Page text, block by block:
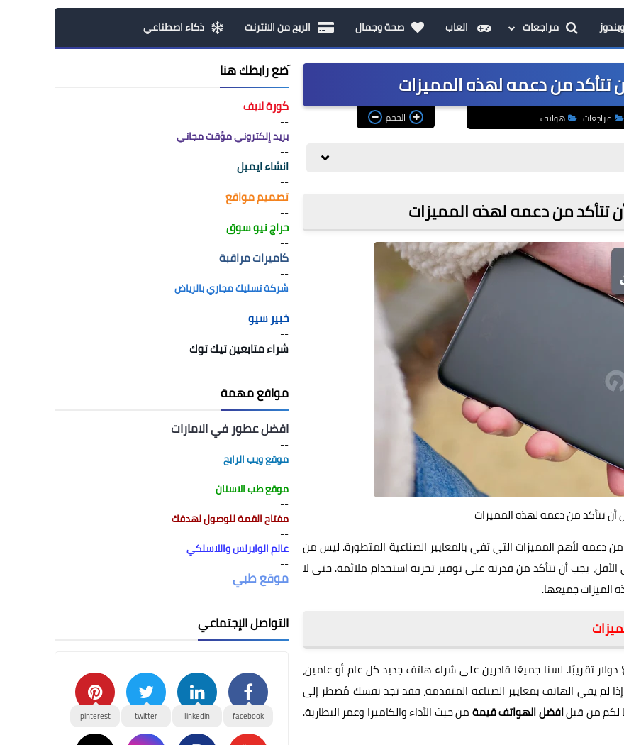
ويندوز مراجعات العاب صحة وجمال الربح من الانترنت ذكاء اصطناعي
تتأكد من دعمه لهذه المميزات
مراجعات هواتف الحجم
تتأكد من دعمه لهذه المميزات
تتأكد من دعمه لهذه المميزات
جديد في عام 2024، فيجب أن تتأكد من دعمه لأهم المميزات التي تفي بالمعايير الصناعية المتطورة. ليس من
التالي، ولكن على الأقل، يجب أن تتأكد من قدرته على توفير تجربة استخدام ملائمة. حتى لا
الميزات جميعها.
كل جيل، ترتفع تكلفة الهواتف الذكية بفارق 100$ أو 200$ دولار تقريبًا. لسنا جميعًا قادرين على شراء هاتف جديد كل عام أو عامين،
لم يفي الهاتف بمعايير الصناعة المتقدمة، فقد تجد نفسك مُضطر إلى
لكم من قبلافضل الهواتف قيمةمن حيث الأداء والكاميرا وعمر البطارية.
َضع رابطك هنا
كورة لايف
--
بريد إلكتروني مؤقت مجاني
--
انشاء ايميل
--
تصميم مواقع
--
حراج نيو سوق
--
كاميرات مراقبة
--
شركة تسليك مجاري بالرياض
--
خبير سيو
--
شراء متابعين تيك توك
--
مواقع مهمة
افضل عطور في الامارات
--
موقع ويب الرابح
--
موقع طب الاسنان
--
مفتاح القمة للوصول لهدفك
--
عالم الوايرلس واللاسلكي
--
موقع طبي
--
التواصل الإجتماعي
facebook
linkedin
twitter
pinterest